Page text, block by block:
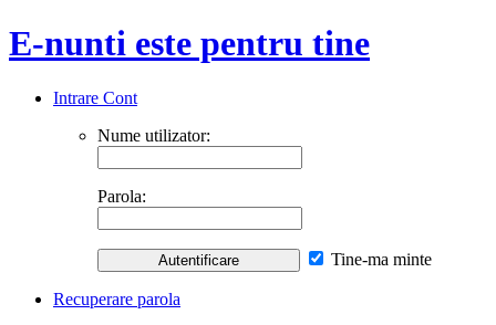
E-nunti este pentru tine
Intrare Cont
Nume utilizator:
Parola:
Tine-ma minte
Recuperare parola